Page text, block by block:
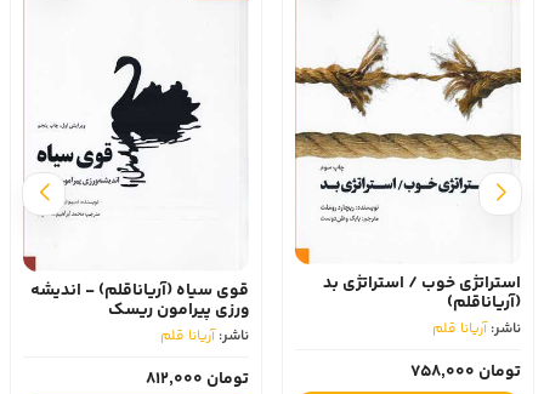
استراتژی خوب / استراتژی بد
(آریاناقلم)
ناشر: آریانا قلم
تومان 758,000
قوی سیاه (آریاناقلم) - اندیشه
ورزی پیرامون ریسک
ناشر: آریانا قلم
تومان 812,000